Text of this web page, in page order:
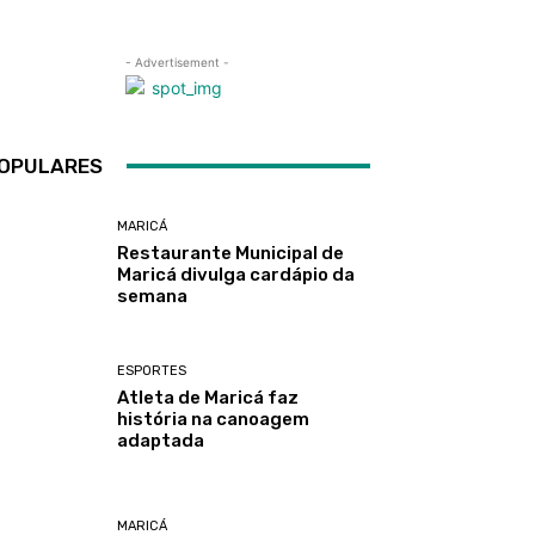
- Advertisement -
MARICÁ
Restaurante Municipal de
Maricá divulga cardápio da
semana
ESPORTES
Atleta de Maricá faz
história na canoagem
adaptada
MARICÁ